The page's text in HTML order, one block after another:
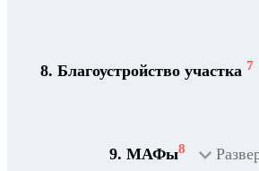
8. Благоустройство участка 7
9. МАФы8